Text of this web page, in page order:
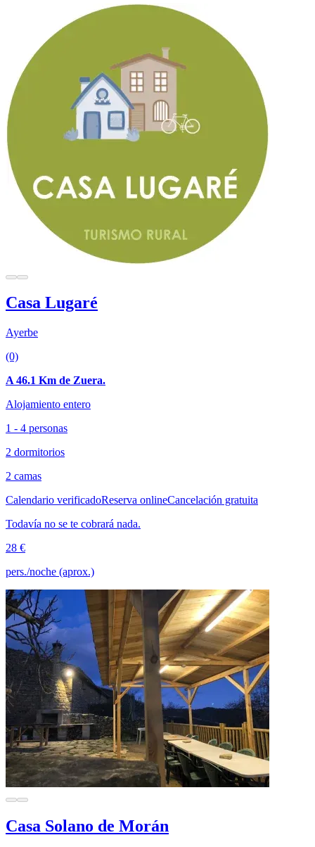
Casa Lugaré
Ayerbe
(0)
A 46.1 Km de Zuera.
Alojamiento entero
1 - 4 personas
2 dormitorios
2 camas
Calendario verificadoReserva onlineCancelación gratuita
Todavía no se te cobrará nada.
28 €
pers./noche (aprox.)
Casa Solano de Morán